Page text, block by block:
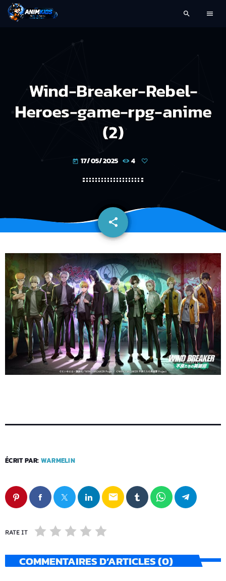
search menu
Wind-Breaker-Rebel-
Heroes-game-rpg-anime
(2)
today 17/05/2025 4
share
email
ÉCRIT PAR: WARMELIN
email
RATE IT
COMMENTAIRES D’ARTICLES (0)